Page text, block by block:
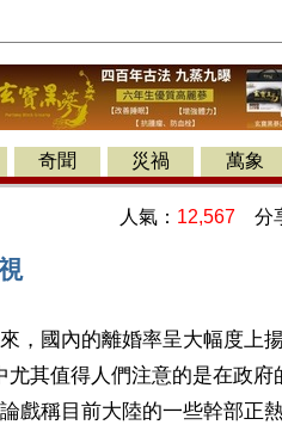
奇聞 災禍 萬象
人氣： 12,567 分
，國內的離婚率呈大幅度上
尤其值得人們注意的是在政
戲稱目前大陸的一些幹部正